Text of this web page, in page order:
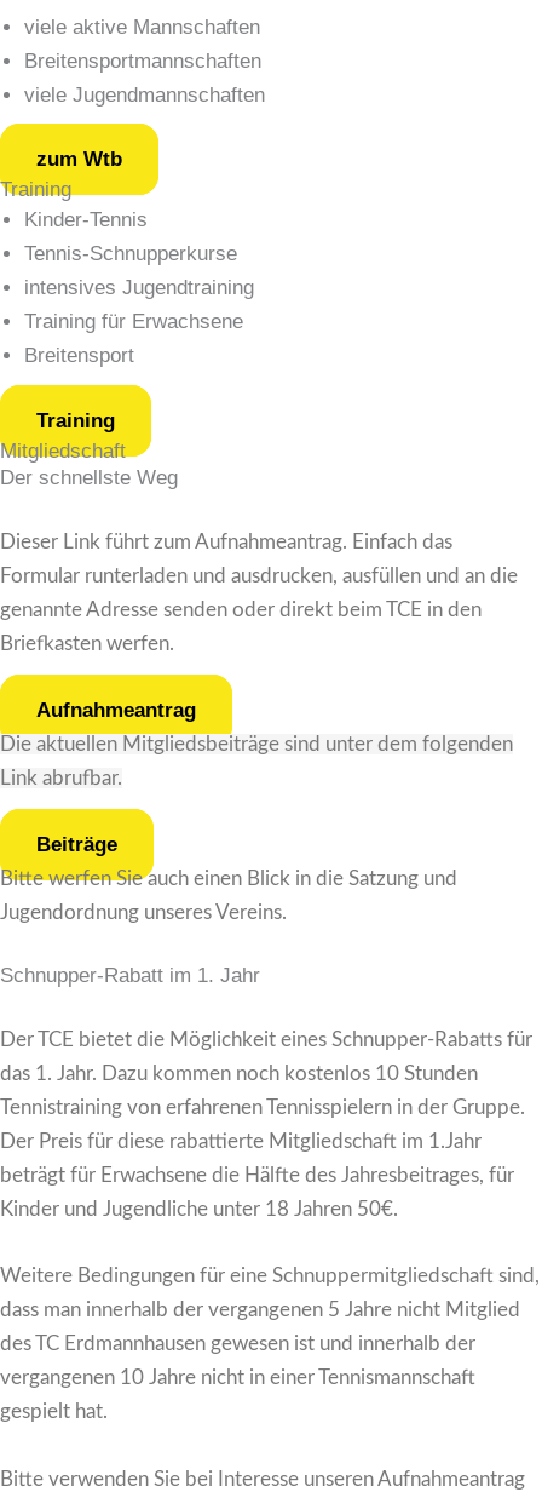
viele aktive Mannschaften
Breitensportmannschaften
viele Jugendmannschaften
zum Wtb
Training
Kinder-Tennis
Tennis-Schnupperkurse
intensives Jugendtraining
Training für Erwachsene
Breitensport
Training
Mitgliedschaft
Der schnellste Weg
Dieser Link führt zum Aufnahmeantrag. Einfach das
Formular runterladen und ausdrucken, ausfüllen und an die
genannte Adresse senden oder direkt beim TCE in den
Briefkasten werfen.
Aufnahmeantrag
Die aktuellen Mitgliedsbeiträge sind unter dem folgenden
Link abrufbar.
Beiträge
Bitte werfen Sie auch einen Blick in die Satzung und
Jugendordnung unseres Vereins.
Schnupper-Rabatt im 1. Jahr
Der TCE bietet die Möglichkeit eines Schnupper-Rabatts für
das 1. Jahr. Dazu kommen noch kostenlos 10 Stunden
Tennistraining von erfahrenen Tennisspielern in der Gruppe.
Der Preis für diese rabattierte Mitgliedschaft im 1.Jahr
beträgt für Erwachsene die Hälfte des Jahresbeitrages, für
Kinder und Jugendliche unter 18 Jahren 50€.
Weitere Bedingungen für eine Schnuppermitgliedschaft sind,
dass man innerhalb der vergangenen 5 Jahre nicht Mitglied
des TC Erdmannhausen gewesen ist und innerhalb der
vergangenen 10 Jahre nicht in einer Tennismannschaft
gespielt hat.
Bitte verwenden Sie bei Interesse unseren Aufnahmeantrag